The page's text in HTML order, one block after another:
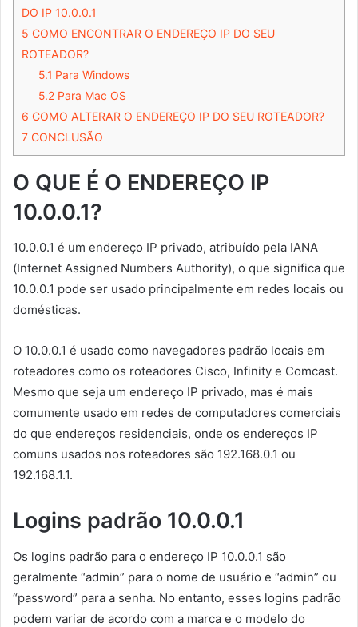
DO IP 10.0.0.1
5 COMO ENCONTRAR O ENDEREÇO IP DO SEU
ROTEADOR?
5.1 Para Windows
5.2 Para Mac OS
6 COMO ALTERAR O ENDEREÇO IP DO SEU ROTEADOR?
7 CONCLUSÃO
O QUE É O ENDEREÇO IP
10.0.0.1?
10.0.0.1 é um endereço IP privado, atribuído pela IANA
(Internet Assigned Numbers Authority), o que significa que
10.0.0.1 pode ser usado principalmente em redes locais ou
domésticas.
O 10.0.0.1 é usado como navegadores padrão locais em
roteadores como os roteadores Cisco, Infinity e Comcast.
Mesmo que seja um endereço IP privado, mas é mais
comumente usado em redes de computadores comerciais
do que endereços residenciais, onde os endereços IP
comuns usados ​​nos roteadores são 192.168.0.1 ou
192.168.1.1.
Logins padrão 10.0.0.1
Os logins padrão para o endereço IP 10.0.0.1 são
geralmente “admin” para o nome de usuário e “admin” ou
“password” para a senha. No entanto, esses logins padrão
podem variar de acordo com a marca e o modelo do